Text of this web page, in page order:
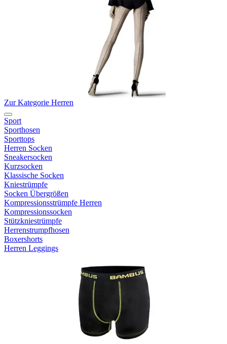
Zur Kategorie Herren
Sport
Sporthosen
Sporttops
Herren Socken
Sneakersocken
Kurzsocken
Klassische Socken
Kniestrümpfe
Socken Übergrößen
Kompressionsstrümpfe Herren
Kompressionssocken
Stützkniestrümpfe
Herrenstrumpfhosen
Boxershorts
Herren Leggings